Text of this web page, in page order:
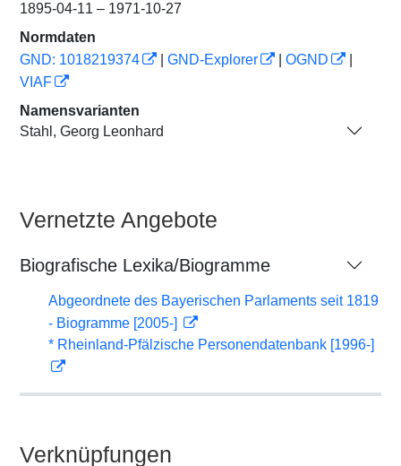
1895-04-11 – 1971-10-27
Normdaten
GND: 1018219374
GND-Explorer OGND
VIAF
Namensvarianten
Stahl, Georg Leonhard
Vernetzte Angebote
Biografische Lexika/Biogramme
Abgeordnete des Bayerischen Parlaments seit 1819
- Biogramme [2005-]
* Rheinland-Pfälzische Personendatenbank [1996-]
Verknüpfungen